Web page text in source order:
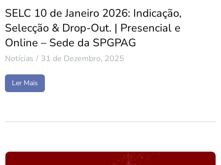
SELC 10 de Janeiro 2026: Indicação,
Selecção & Drop-Out. | Presencial e
Online – Sede da SPGPAG
Notícias 31 de Dezembro, 2025
Ler Mais